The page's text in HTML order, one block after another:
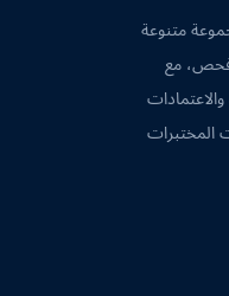
متنوعة
والتي تزيد عددها عن 4000 فحص، مع
المختبرات